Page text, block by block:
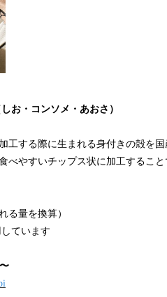
お・コンソメ・あおさ）
工する際に生まれる身付きの殻を
べやすいチップス状に加工するこ
る量を換算）
ています